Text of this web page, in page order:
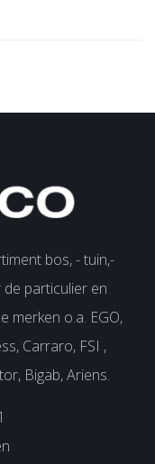
bos, - tuin,-
particulier en
merken o.a. EGO,
Carraro, FSI ,
Bigab, Ariens.